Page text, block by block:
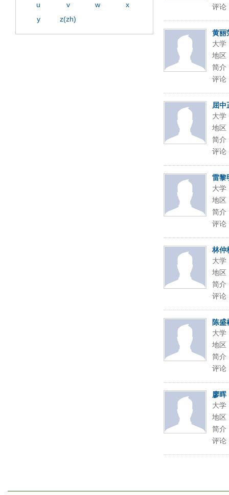
评论
黄丽
大学
地区
简介
评论
屈中
大学
地区
简介
评论
雷黎
大学
地区
简介
评论
林仲
大学
地区
简介
评论
陈盛
大学
地区
简介
评论
廖晖
大学
地区
简介
评论
u
v w
x
y
z(zh)